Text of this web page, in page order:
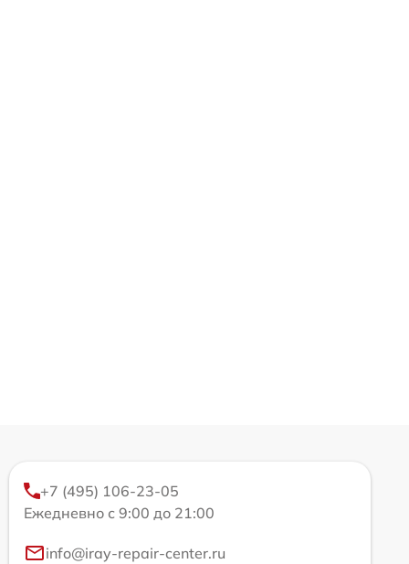
+7 (495) 106-23-05
Ежедневно с 9:00 до 21:00
info@iray-repair-center.ru